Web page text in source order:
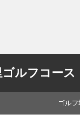
ルフコース
ゴルフ